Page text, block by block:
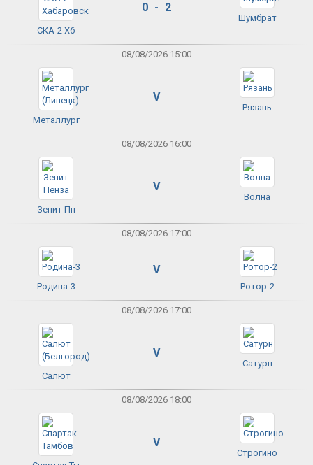
СКА-2 Хб
0 - 2
Шумбрат
08/08/2026 15:00
Металлург
V
Рязань
08/08/2026 16:00
Зенит Пн
V
Волна
08/08/2026 17:00
Родина-3
V
Ротор-2
08/08/2026 17:00
Салют
V
Сатурн
08/08/2026 18:00
V
Строгино